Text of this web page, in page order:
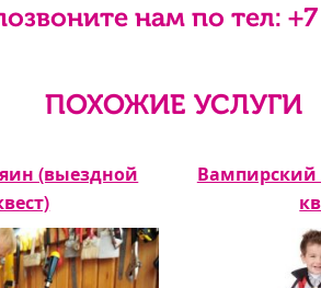
нам по тел:
ПОХОЖИЕ УСЛУГИ
(выездной
Вампирский